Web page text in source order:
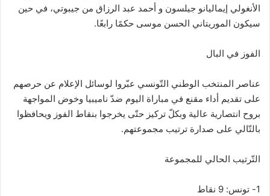
الأنغولي إيماليانو جيلسون و أحمد عبد الرزاق من جيبوتي، في حين
سيكون الموريتاني الحسن موسى حكمًا رابعًا.
الفوز في البال
عناصر المنتخب الوطني التّونسي عبّروا لوسائل الإعلام عن حرصهم
على تقديم أداء مقنع في مباراة اليوم ضدّ ناميبيا وخوض المواجهة
بروح انتصارية عالية وبكلّ تركيز حتّى يخرجوا بنقاط الفوز ويحافظوا
بالتّالي على صدارة ترتيب مجموعتهم.
التّرتيب الحالي للمجموعة
1- تونس: 9 نقاط